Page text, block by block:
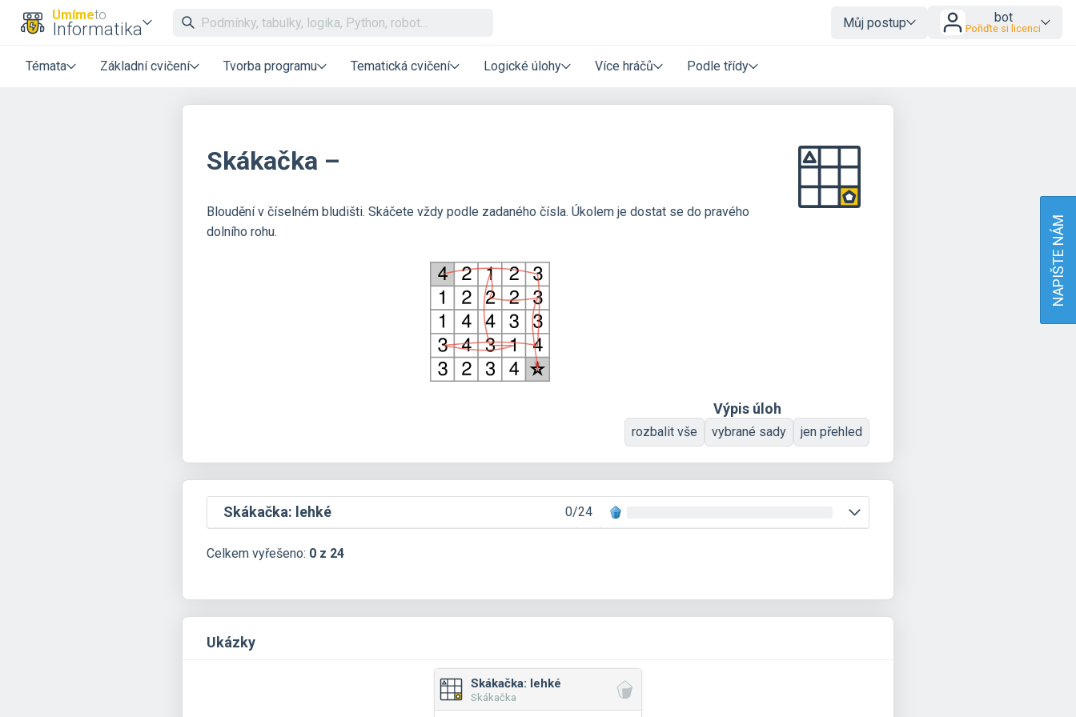
Umímeto
Informatika Můj postup bot
Pořiďte si licenci
Témata Základní cvičení Tvorba programu Tematická cvičení Logické úlohy Více hráčů Podle třídy
Skákačka –
Bloudění v číselném bludišti. Skáčete vždy podle zadaného čísla. Úkolem je dostat se do pravého
dolního rohu.
Výpis úloh
rozbalit vše vybrané sady jen přehled
Skákačka: lehké 0/24
Celkem vyřešeno: 0 z 24
Ukázky
Skákačka: lehké
Skákačka
NAPIŠTE NÁM